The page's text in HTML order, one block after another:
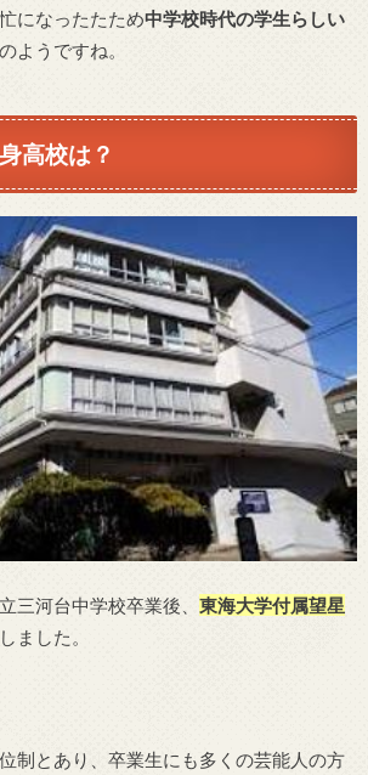
になったたため中学校時代の学生らしい
ようですね。
高校は？
三河台中学校卒業後、 東海大学付属望星
ました。
制とあり、卒業生にも多くの芸能人の方